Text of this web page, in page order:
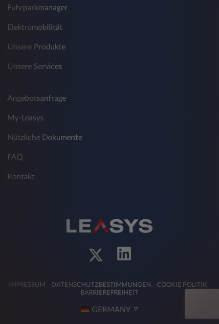
Fuhrparkmanager
Elektromobilität
Unsere Produkte
Unsere Services
Angebotsanfrage
My-Leasys
Nützliche Dokumente
FAQ
Kontakt
IMPRESSUM DATENSCHUTZBESTIMMUNGEN
COOKIE POLITIK
BARRIEREFREIHEIT
GERMANY